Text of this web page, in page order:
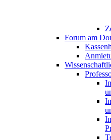
Forum am